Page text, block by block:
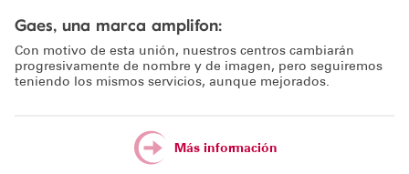
Gaes, una marca amplifon:
Con motivo de esta unión, nuestros centros cambiarán
progresivamente de nombre y de imagen, pero seguiremos
teniendo los mismos servicios, aunque mejorados.
Más información